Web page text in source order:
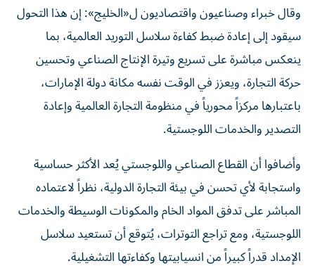
وقال خبراء وصناعيون واقتصاديون ل«الخليج»: إن هذا التحول
سيقود إلى إعادة ضبط كفاءة سلاسل التوريد العالمية، بما
ينعكس مباشرة على تسريع وتيرة الإنتاج الصناعي وتحسين
حركة التجارة، ويعزز في الوقت نفسه مكانة دولة الإمارات،
باعتبارها مركزاً محورياً في منظومة التجارة العالمية وإعادة
التصدير والخدمات اللوجستية.
وأضافوا أن القطاع الصناعي واللوجستي يُعد الأكثر حساسية
واستجابة لأي تحسن في بيئة التجارة الدولية، نظراً لاعتماده
المباشر على تدفق المواد الخام والمكونات الوسيطة والخدمات
اللوجستية، ومع تراجع التوترات، يُتوقع أن تستعيد سلاسل
الإمداد قدراً كبيراً من انسيابيتها وكفاءتها التشغيلية.